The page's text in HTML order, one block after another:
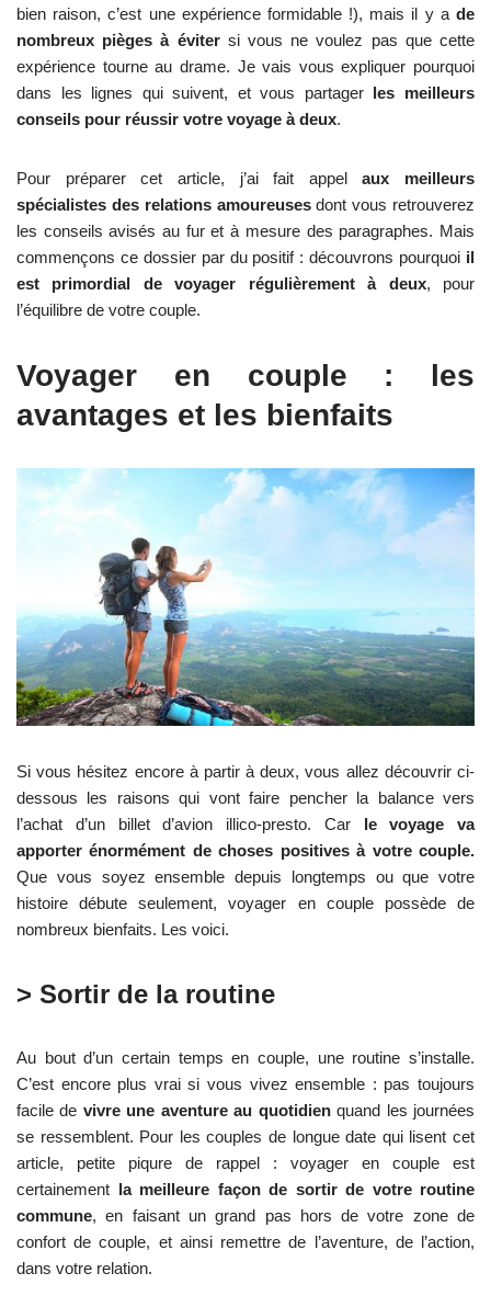
bien raison, c’est une expérience formidable !), mais il y a de
nombreux pièges à évitersi vous ne voulez pas que cette
expérience tourne au drame. Je vais vous expliquer pourquoi
dans les lignes qui suivent, et vous partager les meilleurs
conseils pour réussir votre voyage à deux.
Pour préparer cet article, j’ai fait appelaux meilleurs
spécialistes des relations amoureusesdont vous retrouverez
les conseils avisés au fur et à mesure des paragraphes. Mais
commençons ce dossier par du positif : découvrons pourquoi il
est primordial de voyager régulièrement à deux, pour
l’équilibre de votre couple.
Voyager en couple : les
avantages et les bienfaits
Si vous hésitez encore à partir à deux, vous allez découvrir ci-
dessous les raisons qui vont faire pencher la balance vers
l’achat d’un billet d’avion illico-presto. Car le voyage va
apporter énormément de choses positives à votre couple.
Que vous soyez ensemble depuis longtemps ou que votre
histoire débute seulement, voyager en couple possède de
nombreux bienfaits. Les voici.
> Sortir de la routine
Au bout d’un certain temps en couple, une routine s’installe.
C’est encore plus vrai si vous vivez ensemble : pas toujours
facile de vivre une aventure au quotidienquand les journées
se ressemblent. Pour les couples de longue date qui lisent cet
article, petite piqure de rappel : voyager en couple est
certainement la meilleure façon de sortir de votre routine
commune, en faisant un grand pas hors de votre zone de
confort de couple, et ainsi remettre de l’aventure, de l’action,
dans votre relation.